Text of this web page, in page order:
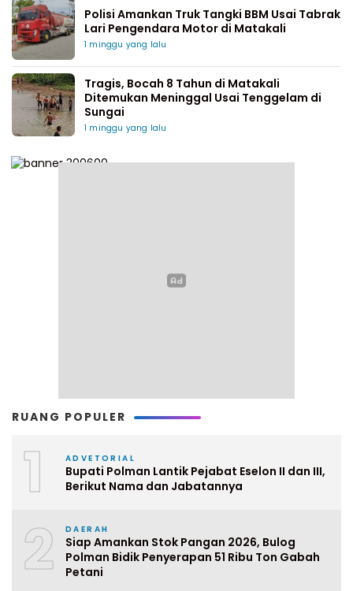
Polisi Amankan Truk Tangki BBM Usai Tabrak
Lari Pengendara Motor di Matakali
1 minggu yang lalu
Tragis, Bocah 8 Tahun di Matakali
Ditemukan Meninggal Usai Tenggelam di
Sungai
1 minggu yang lalu
RUANG POPULER
1 ADVETORIAL
Bupati Polman Lantik Pejabat Eselon II dan III,
Berikut Nama dan Jabatannya
2 DAERAH
Siap Amankan Stok Pangan 2026, Bulog
Polman Bidik Penyerapan 51 Ribu Ton Gabah
Petani